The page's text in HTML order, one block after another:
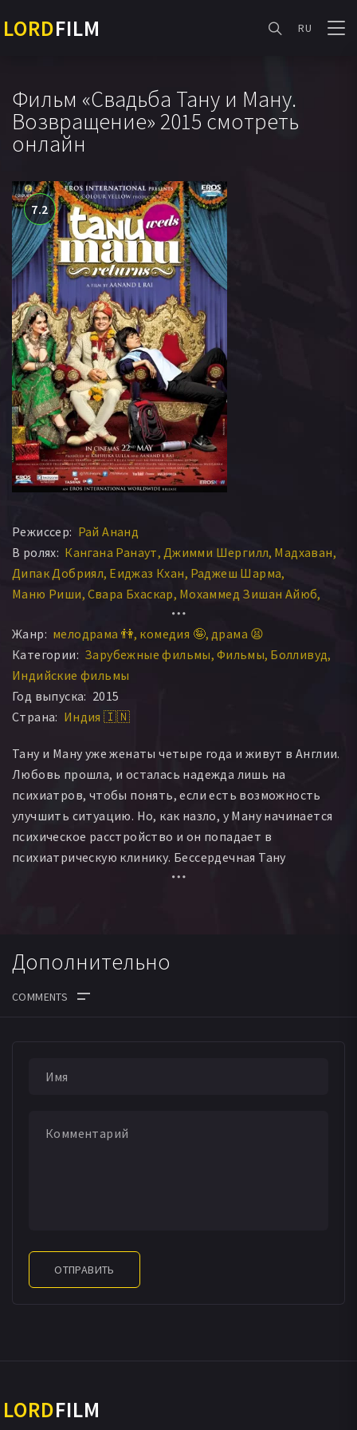
LORDFILM RU
Фильм «Свадьба Тану и Ману.
Возвращение» 2015 смотреть
онлайн
7.2
Режиссер: Рай Ананд
В ролях: Кангана Ранаут Джимми Шергилл Мадхаван
Дипак Добриял Еиджаз Кхан Раджеш Шарма
Маню Риши Свара Бхаскар Мохаммед Зишан Айюб
Gaurav Mishra Аакаш Дахия
Жанр: мелодрама 👫 комедия 🤪 драма 😫
Категории: Зарубежные фильмы Фильмы Болливуд
Индийские фильмы
Год выпуска: 2015
Страна: Индия 🇮🇳
Тану и Ману уже женаты четыре года и живут в Англии.
Любовь прошла, и осталась надежда лишь на
психиатров, чтобы понять, если есть возможность
улучшить ситуацию. Но, как назло, у Ману начинается
психическое расстройство и он попадает в
психиатрическую клинику. Бессердечная Тану
оставляет его на произвол судьбы и возвращается в
Когда Паппи приезжает в Лондон, Ману уже выписан
Однажды, совершенно случайно, Ману видит двойника
Ману влюбляется в Кусум, потому что она напоминает
Дополнительно
ОТПРАВИТЬ
LORDFILM